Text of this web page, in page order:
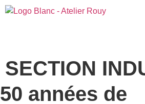
SECTION
50 années de